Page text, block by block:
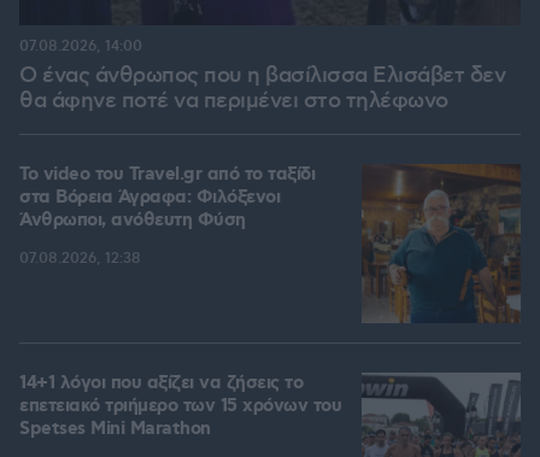
Ο ένας άνθρωπος που η βασίλισσα Ελισάβετ δεν
θα άφηνε ποτέ να περιμένει στο τηλέφωνο
07.08.2026, 14:00
To video του Travel.gr από το ταξίδι
στα Βόρεια Άγραφα: Φιλόξενοι
Άνθρωποι, ανόθευτη Φύση
07.08.2026, 12:38
14+1 λόγοι που αξίζει να ζήσεις το
επετειακό τριήμερο των 15 χρόνων του
Spetses Mini Marathon